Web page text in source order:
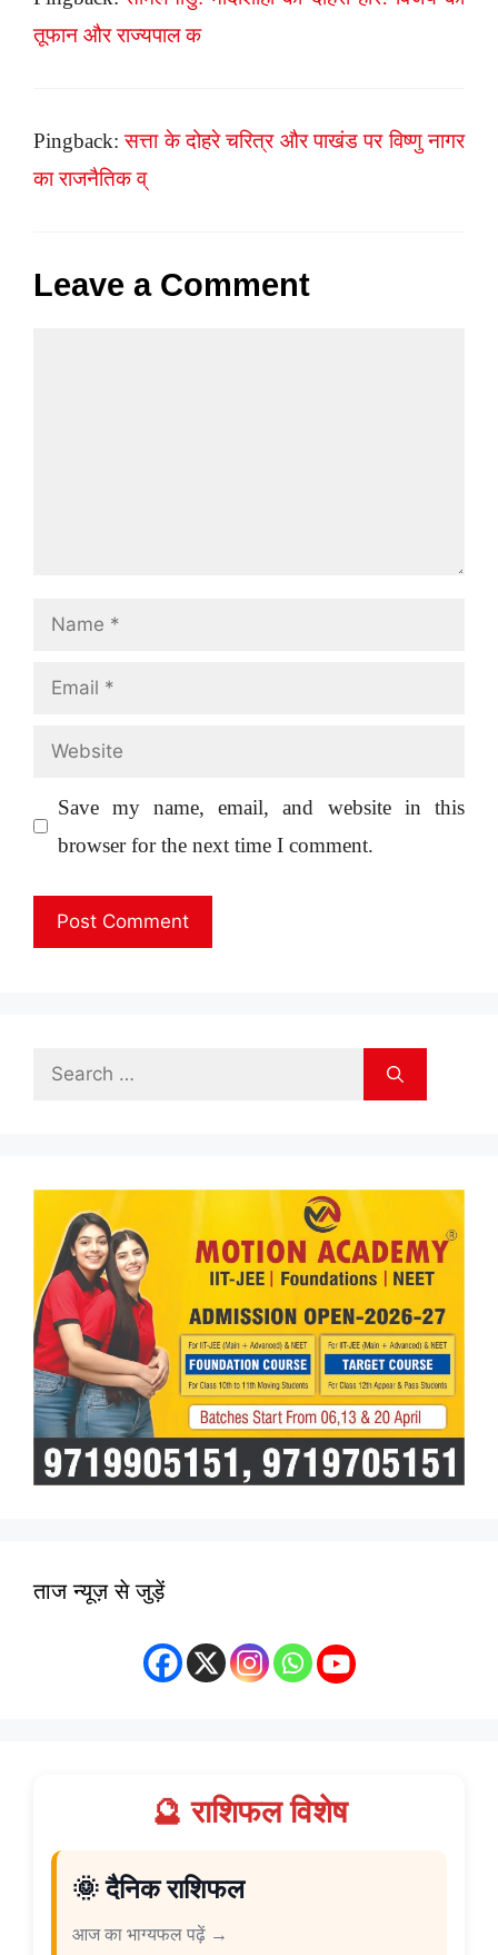
तूफान और राज्यपाल क
Pingback:सत्ता के दोहरे चरित्र और पाखंड पर विष्णु नागर
का राजनैतिक व्
Leave a Comment
Name
Email
Website
Save my name, email, and website in this
browser for the next time I comment.
Search
ताज न्यूज़ से जुड़ें
🔮 राशिफल विशेष
🌞 दैनिक राशिफल
आज का भाग्यफल पढ़ें →